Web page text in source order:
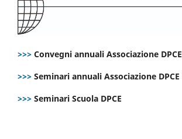
>>> Convegni annuali Associazione DPCE
>>> Seminari annuali Associazione DPCE
>>> Seminari Scuola DPCE